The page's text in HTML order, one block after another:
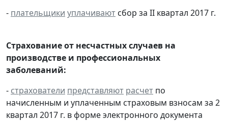
- плательщики уплачивают сбор за II квартал 2017 г.
Страхование от несчастных случаев на
производстве и профессиональных
заболеваний:
- страхователи представляют расчет по
начисленным и уплаченным страховым взносам за 2
квартал 2017 г. в форме электронного документа